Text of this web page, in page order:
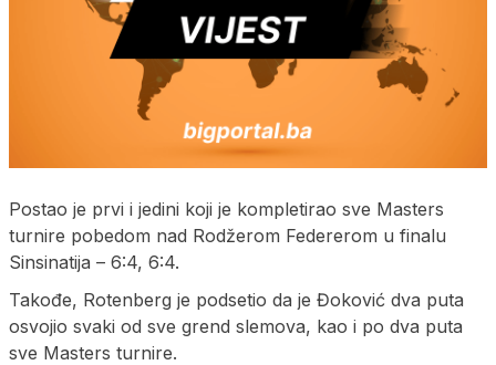
Postao je prvi i jedini koji je kompletirao sve Masters
turnire pobedom nad Rodžerom Federerom u finalu
Sinsinatija – 6:4, 6:4.
Takođe, Rotenberg je podsetio da je Đoković dva puta
osvojio svaki od sve grend slemova, kao i po dva puta
sve Masters turnire.